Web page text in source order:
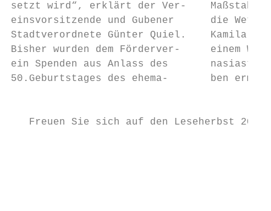
setzt wird“, erklärt der Ver-    Maßstab
einsvorsitzende und Gubener      die
Stadtverordnete Günter Quiel.    Kamila
Bisher wurden dem Förderver-     einem
ein Spenden aus Anlass des
50.Geburtstages des ehema-       ben
Freuen Sie sich auf den Leseherbst